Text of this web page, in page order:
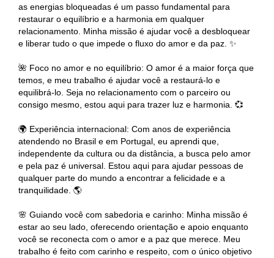
as energias bloqueadas é um passo fundamental para
restaurar o equilíbrio e a harmonia em qualquer
relacionamento. Minha missão é ajudar você a desbloquear
e liberar tudo o que impede o fluxo do amor e da paz. ✨
🌺 Foco no amor e no equilíbrio: O amor é a maior força que
temos, e meu trabalho é ajudar você a restaurá-lo e
equilibrá-lo. Seja no relacionamento com o parceiro ou
consigo mesmo, estou aqui para trazer luz e harmonia. 💞
🌍 Experiência internacional: Com anos de experiência
atendendo no Brasil e em Portugal, eu aprendi que,
independente da cultura ou da distância, a busca pelo amor
e pela paz é universal. Estou aqui para ajudar pessoas de
qualquer parte do mundo a encontrar a felicidade e a
tranquilidade. 🌎
🌸 Guiando você com sabedoria e carinho: Minha missão é
estar ao seu lado, oferecendo orientação e apoio enquanto
você se reconecta com o amor e a paz que merece. Meu
trabalho é feito com carinho e respeito, com o único objetivo